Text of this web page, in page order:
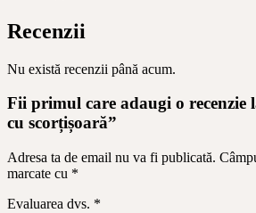
Recenzii
Nu există recenzii până acum.
Fii primul care adaugi o recenzie
cu scorțișoară”
Adresa ta de email nu va fi publicată.
marcate cu *
Evaluarea dvs. *